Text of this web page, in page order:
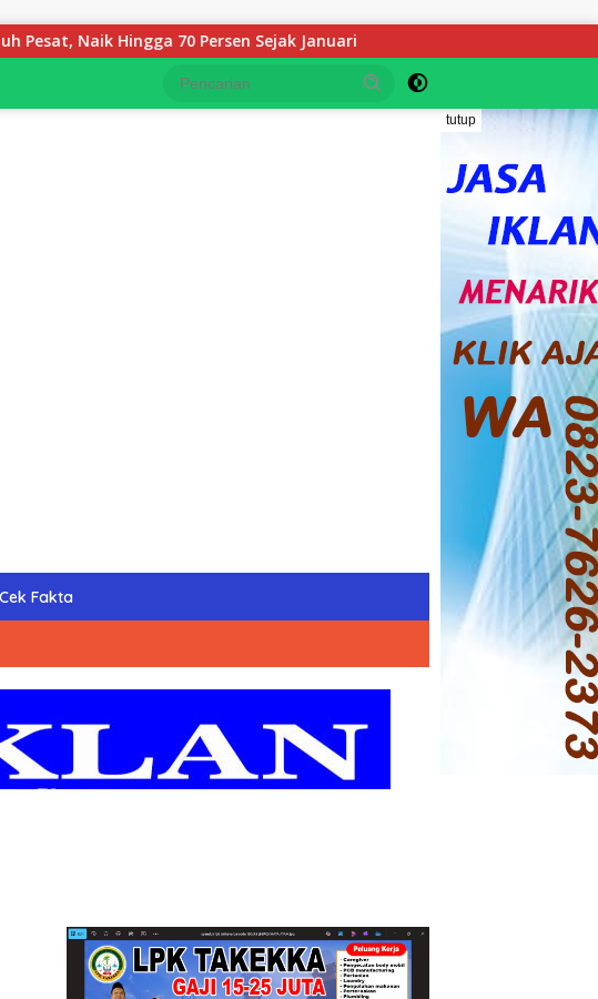
70 Persen Sejak Januari Keluarga YS Angkat Bicara: Kami
tutup
Cek Fakta